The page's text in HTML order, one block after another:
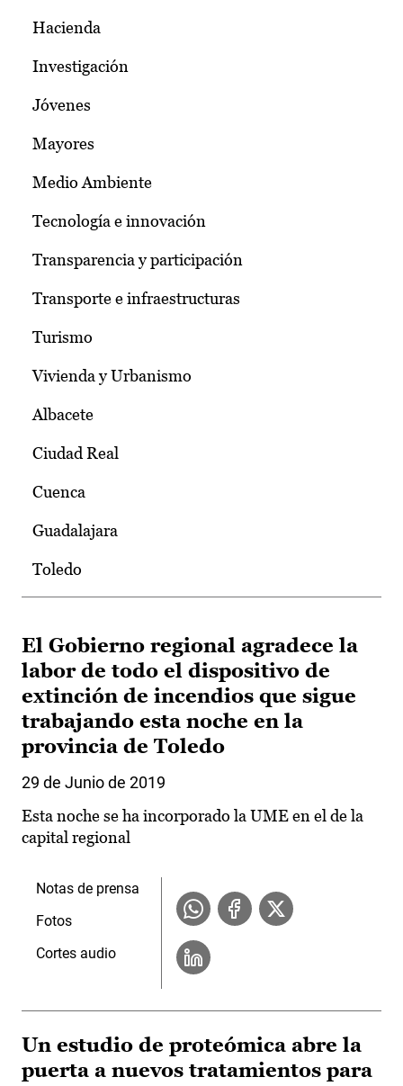
Hacienda
Investigación
Jóvenes
Mayores
Medio Ambiente
Tecnología e innovación
Transparencia y participación
Transporte e infraestructuras
Turismo
Vivienda y Urbanismo
Albacete
Ciudad Real
Cuenca
Guadalajara
Toledo
El Gobierno regional agradece la
labor de todo el dispositivo de
extinción de incendios que sigue
trabajando esta noche en la
provincia de Toledo
29 de Junio de 2019
Esta noche se ha incorporado la UME en el de la
capital regional
Notas de prensa
Fotos
Cortes audio
Un estudio de proteómica abre la
puerta a nuevos tratamientos para